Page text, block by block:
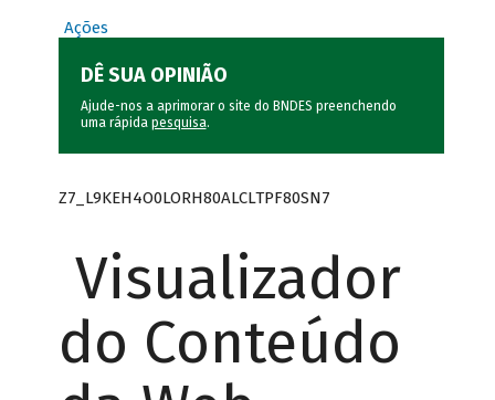
Ações
DÊ SUA OPINIÃO
Ajude-nos a aprimorar o site do BNDES preenchendo
uma rápida pesquisa.
Z7_L9KEH4O0LORH80ALCLTPF80SN7
Visualizador
do Conteúdo